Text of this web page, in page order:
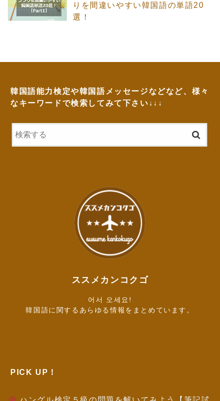
りを間違いやすい韓国語の単語20
選！
韓国語能力検定や韓国語メッセージなどなど、様々
なキーワードで検索してみて下さい↓↓↓
ススメカンコクゴ
어서 오세요!
韓国語に関するあらゆる情報をまとめています。
PICK UP！